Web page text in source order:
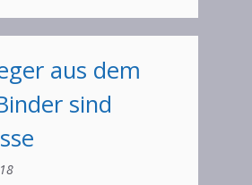
Treffen
aus dem
sind